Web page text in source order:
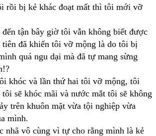
rồi bị kẻ khác đoạt mất thì tôi mới vỡ
đến tận bây giờ tôi vẫn không biết được
tiên đã khiến tôi vỡ mộng là do tôi bị
quá ngu dại mà đã tự mang sừng
khóc và lần thứ hai tôi vỡ mộng, tôi
sẽ khóc mãi và nước mắt tôi sẽ không
trên khuôn mặt vừa tội nghiệp vừa
mình.
nhã vô cùng vì tự cho rằng mình là kẻ